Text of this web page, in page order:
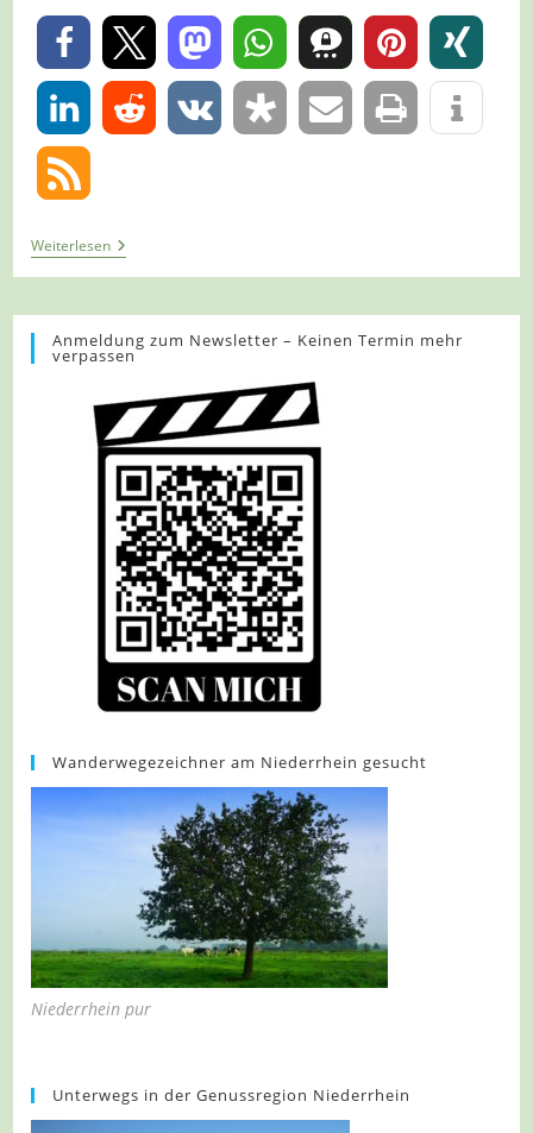
0
0
WeiterlesenTour
1365
–
Rüden
–
Tour
Um
Rüden
Anmeldung zum Newsletter – Keinen Termin mehr
verpassen
Wanderwegezeichner am Niederrhein gesucht
Niederrhein pur
Unterwegs in der Genussregion Niederrhein